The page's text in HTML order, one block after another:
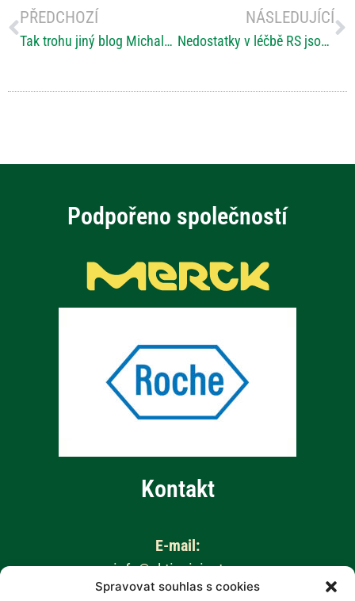
Spravovat souhlas s cookies
PŘEDCHOZÍ
Tak trohu jiný blog Michala H.
NÁSLEDUJÍCÍ
Nedostatky v léčbě RS jsou v dostupnosti dražších léčiv vyšší linie, říká vedoucí lékařka Centra pro demyelinizační onemocnění Eva Kubala Havrdová
Podpořeno společností
Kontakt
E-mail:
info@aktivnizivot.cz